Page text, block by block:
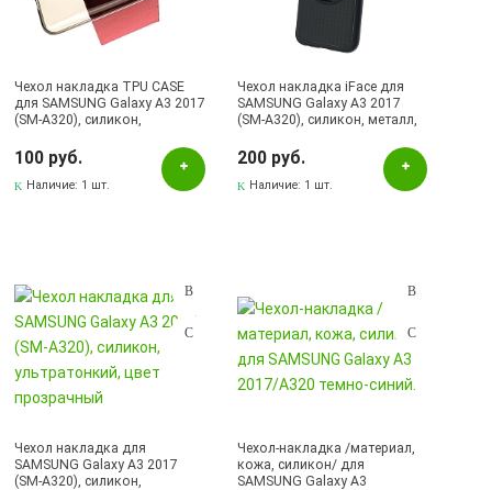
Чехол накладка TPU CASE
для SAMSUNG Galaxy A3 2017
(SM-A320), силикон,
тонированный.
100 руб.
Наличие: 1 шт.
Чехол накладка iFace для
SAMSUNG Galaxy A3 2017
(SM-A320), силикон, металл,
черный.
200 руб.
Наличие: 1 шт.
Чехол накладка для
SAMSUNG Galaxy A3 2017
(SM-A320), силикон,
Чехол-накладка /материал,
кожа, силикон/ для
SAMSUNG Galaxy A3